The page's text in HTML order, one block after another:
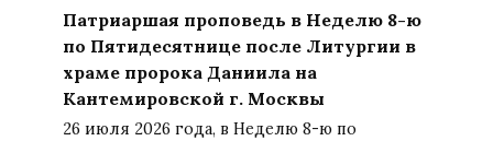
Патриаршая проповедь в Неделю 8-ю
по Пятидесятнице после Литургии в
храме пророка Даниила на
Кантемировской г. Москвы
26 июля 2026 года, в Неделю 8-ю по